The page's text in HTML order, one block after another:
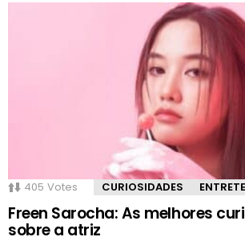
405 Votes CURIOSIDADES
Freen Sarocha: As melhores
sobre a atriz